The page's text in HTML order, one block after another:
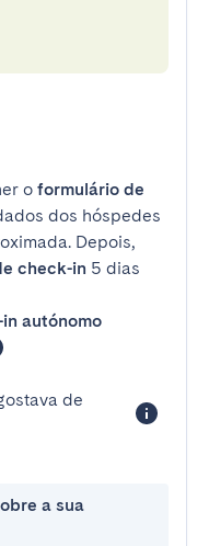
o formulário de
dos hóspedes
Depois,
check-in 5 dias
autónomo
de
a sua